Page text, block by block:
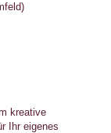
kreative
Ihr eigenes